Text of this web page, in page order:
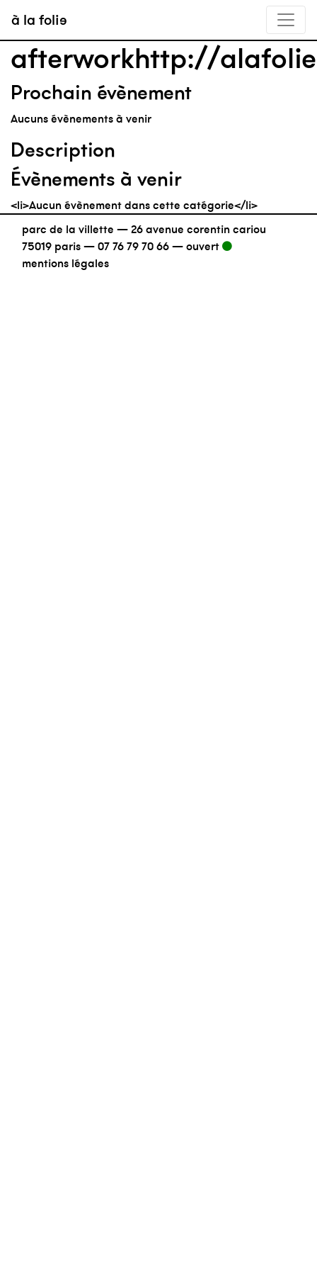
à la folie
afterworkhttp://
Prochain évènement
Aucuns évènements à venir
Description
Évènements à venir
<li>Aucun évènement dans cette catégorie</li>
parc de la villette — 26 avenue corentin cariou
75019 paris — 07 76 79 70 66 — ouvert
mentions légales